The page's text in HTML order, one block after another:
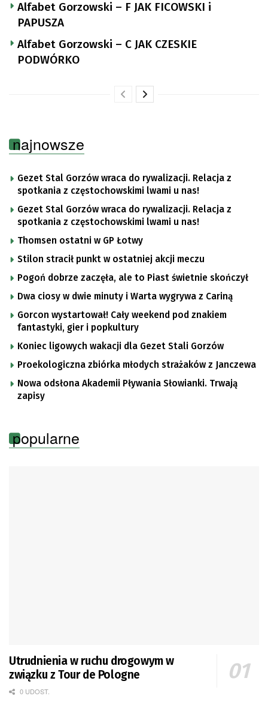
Alfabet Gorzowski – F JAK FICOWSKI i
PAPUSZA
Alfabet Gorzowski – C JAK CZESKIE
PODWÓRKO
najnowsze
Gezet Stal Gorzów wraca do rywalizacji. Relacja z
spotkania z częstochowskimi lwami u nas!
Gezet Stal Gorzów wraca do rywalizacji. Relacja z
spotkania z częstochowskimi lwami u nas!
Thomsen ostatni w GP Łotwy
Stilon stracił punkt w ostatniej akcji meczu
Pogoń dobrze zaczęła, ale to Piast świetnie skończył
Dwa ciosy w dwie minuty i Warta wygrywa z Cariną
Gorcon wystartował! Cały weekend pod znakiem
fantastyki, gier i popkultury
Koniec ligowych wakacji dla Gezet Stali Gorzów
Proekologiczna zbiórka młodych strażaków z Janczewa
Nowa odsłona Akademii Pływania Słowianki. Trwają
zapisy
popularne
Utrudnienia w ruchu drogowym w
związku z Tour de Pologne
0 UDOST.